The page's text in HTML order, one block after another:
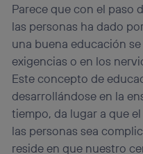
Parece que con el paso
las personas ha dado
una buena educación
exigencias o en los
Este concepto de
desarrollándose en la
tiempo, da lugar a que
las personas sea
reside en que nuestro